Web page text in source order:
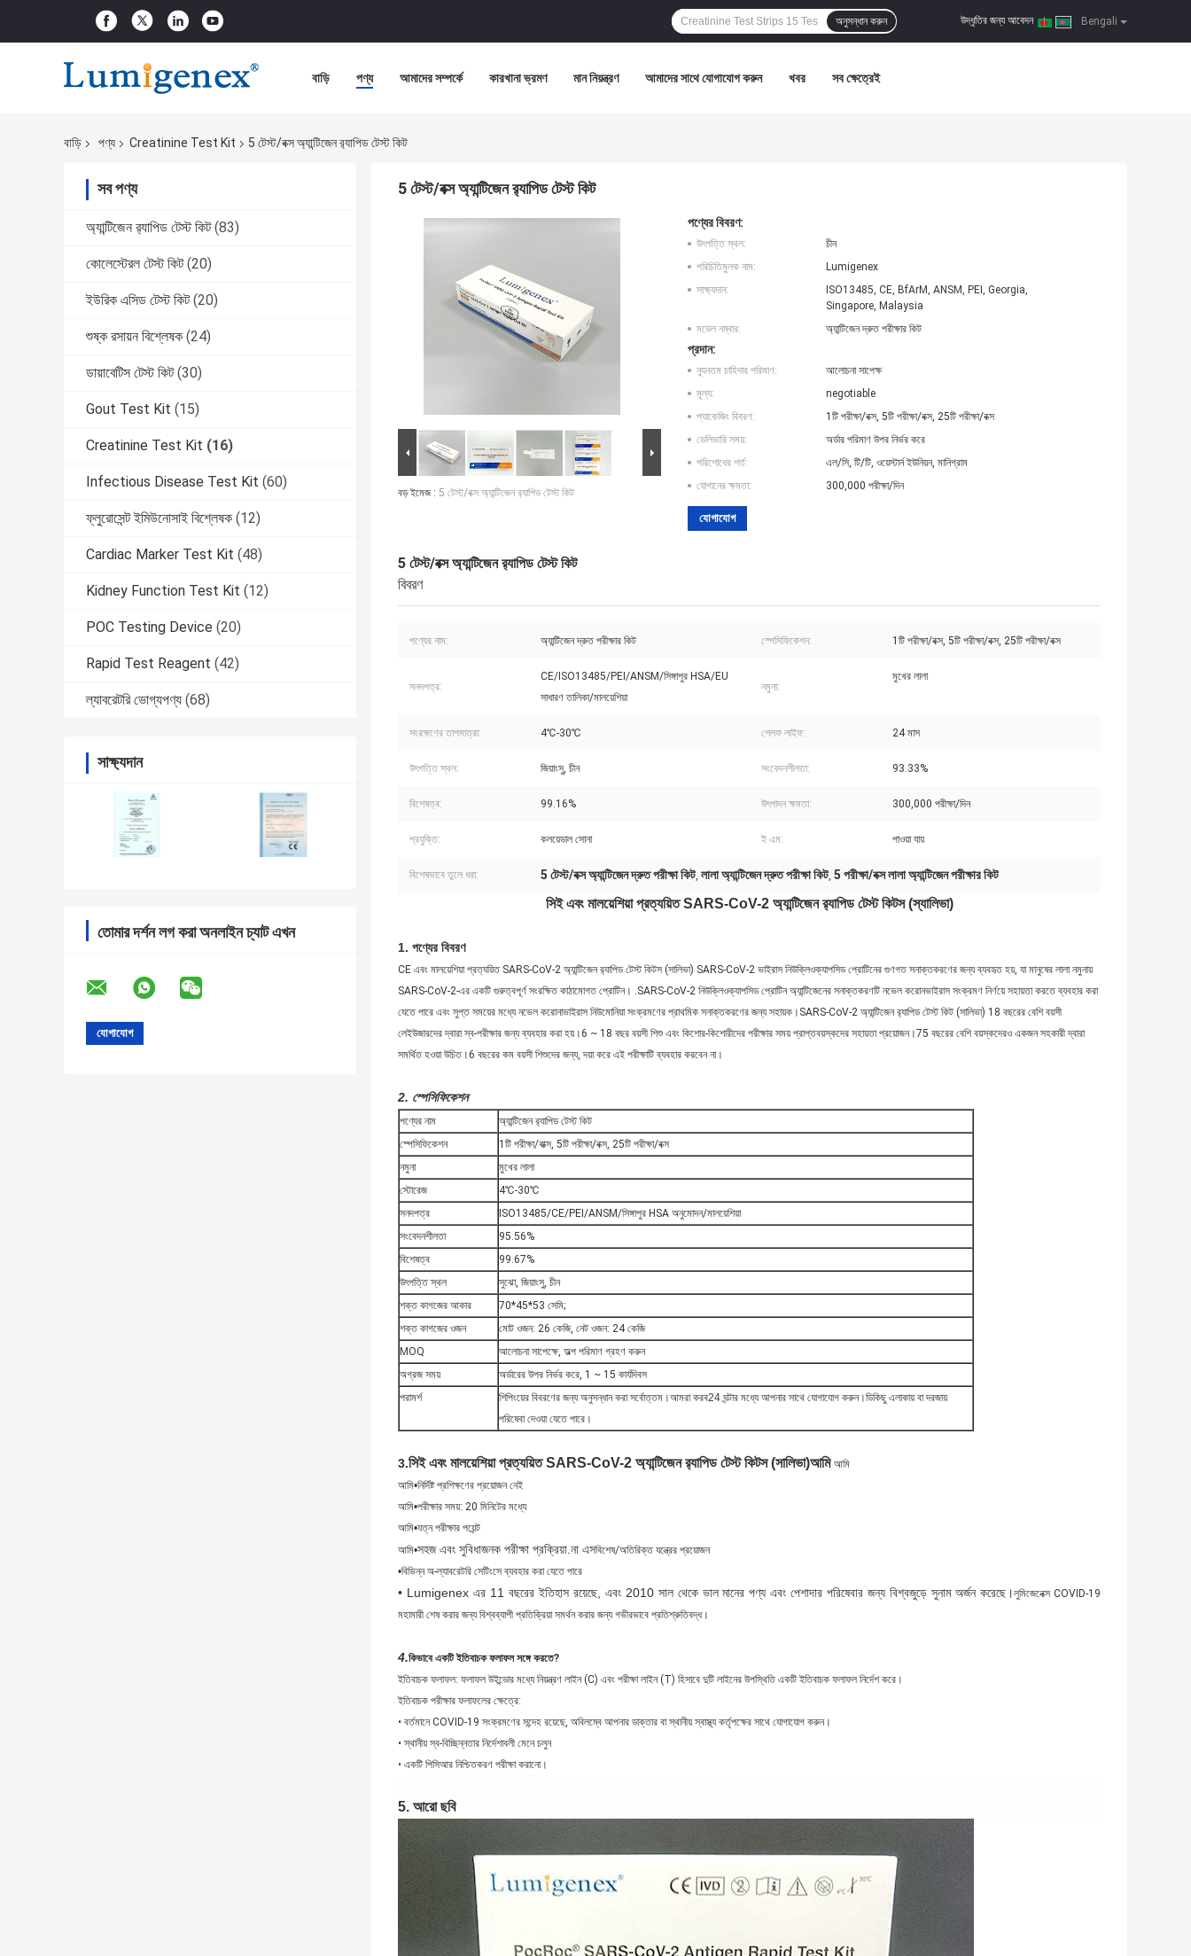
Bengali
উদ্ধৃতির জন্য আবেদন |
অনুসন্ধান করুন
বাড়ি পণ্য আমাদের সম্পর্কে কারখানা ভ্রমণ মান নিয়ন্ত্রণ আমাদের সাথে যোগাযোগ করুন খবর সব ক্ষেত্রেই
বাড়ি পণ্য Creatinine Test Kit 5 টেস্ট/বক্স অ্যান্টিজেন র‌্যাপিড টেস্ট কিট
সব পণ্য
অ্যান্টিজেন র‌্যাপিড টেস্ট কিট (83)
কোলেস্টেরল টেস্ট কিট (20)
ইউরিক এসিড টেস্ট কিট (20)
শুষ্ক রসায়ন বিশ্লেষক (24)
ডায়াবেটিস টেস্ট কিট (30)
Gout Test Kit (15)
Creatinine Test Kit (16)
Infectious Disease Test Kit (60)
ফ্লুরোসেন্ট ইমিউনোসাই বিশ্লেষক (12)
Cardiac Marker Test Kit (48)
Kidney Function Test Kit (12)
POC Testing Device (20)
Rapid Test Reagent (42)
ল্যাবরেটরি ভোগ্যপণ্য (68)
সাক্ষ্যদান
তোমার দর্শন লগ করা অনলাইন চ্যাট এখন
5 টেস্ট/বক্স অ্যান্টিজেন র‌্যাপিড টেস্ট কিট
বড় ইমেজ : 5 টেস্ট/বক্স অ্যান্টিজেন র‌্যাপিড টেস্ট কিট
পণ্যের বিবরণ:
উৎপত্তি স্থল:
চীন
পরিচিতিমুলক নাম:
Lumigenex
সাক্ষ্যদান:
ISO13485, CE, BfArM, ANSM, PEI, Georgia,
Singapore, Malaysia
মডেল নম্বার:
অ্যান্টিজেন দ্রুত পরীক্ষার কিট
প্রদান:
ন্যূনতম চাহিদার পরিমাণ:
আলোচনা সাপেক্ষ
মূল্য:
negotiable
প্যাকেজিং বিবরণ:
1টি পরীক্ষা/বক্স, 5টি পরীক্ষা/বক্স, 25টি পরীক্ষা/বক্স
ডেলিভারি সময়:
অর্ডার পরিমাণ উপর নির্ভর করে
পরিশোধের শর্ত:
এল/সি, টি/টি, ওয়েস্টার্ন ইউনিয়ন, মানিগ্রাম
যোগানের ক্ষমতা:
300,000 পরীক্ষা/দিন
যোগাযোগ
5 টেস্ট/বক্স অ্যান্টিজেন র‌্যাপিড টেস্ট কিট
বিবরণ
পণ্যের নাম: অ্যান্টিজেন দ্রুত পরীক্ষার কিট স্পেসিফিকেশন: 1টি পরীক্ষা/বক্স, 5টি পরীক্ষা/বক্স, 25টি পরীক্ষা/বক্স
সনদপত্র:
CE/ISO13485/PEI/ANSM/সিঙ্গাপুর HSA/EU
সাধারণ তালিকা/মালয়েশিয়া
নমুনা:
মুখের লালা
সংরক্ষণের তাপমাত্রা: 4℃-30℃ শেলফ লাইফ: 24 মাস
উৎপত্তি স্থল: জিয়াংসু, চীন সংবেদনশীলতা: 93.33%
বিশেষত্ব: 99.16% উৎপাদন ক্ষমতা: 300,000 পরীক্ষা/দিন
প্রযুক্তি: কলয়েডাল সোনা ই এম: পাওয়া যায়
বিশেষভাবে তুলে ধরা: 5 টেস্ট/বক্স অ্যান্টিজেন দ্রুত পরীক্ষা কিট, লালা অ্যান্টিজেন দ্রুত পরীক্ষা কিট, 5 পরীক্ষা/বক্স লালা অ্যান্টিজেন পরীক্ষার কিট
সিই এবং মালয়েশিয়া প্রত্যয়িত SARS-CoV-2 অ্যান্টিজেন র‌্যাপিড টেস্ট কিটস (স্যালিভা)
1. পণ্যের বিবরণ
CE এবং মালয়েশিয়া প্রত্যয়িত SARS-CoV-2 অ্যান্টিজেন র‌্যাপিড টেস্ট কিটস (সালিভা) SARS-CoV-2 ভাইরাস নিউক্লিওক্যাপসিড প্রোটিনের গুণগত সনাক্তকরণের জন্য ব্যবহৃত হয়, যা মানুষের লালা নমুনায়
SARS-CoV-2-এর একটি গুরুত্বপূর্ণ সংরক্ষিত কাঠামোগত প্রোটিন। .SARS-CoV-2 নিউক্লিওক্যাপসিড প্রোটিন অ্যান্টিজেনের সনাক্তকরণটি নভেল করোনভাইরাস সংক্রমণ নির্ণয়ে সহায়তা করতে ব্যবহার করা
যেতে পারে এবং সুপ্ত সময়ের মধ্যে নভেল করোনাভাইরাস নিউমোনিয়া সংক্রমণের প্রাথমিক সনাক্তকরণের জন্য সহায়ক।SARS-CoV-2 অ্যান্টিজেন র‌্যাপিড টেস্ট কিট (সালিভা) 18 বছরের বেশি বয়সী
লেইউজারদের দ্বারা স্ব-পরীক্ষার জন্য ব্যবহার করা হয়।6 ~ 18 বছর বয়সী শিশু এবং কিশোর-কিশোরীদের পরীক্ষার সময় প্রাপ্তবয়স্কদের সহায়তা প্রয়োজন।75 বছরের বেশি বয়স্কদেরও একজন সহকারী দ্বারা
সমর্থিত হওয়া উচিত।6 বছরের কম বয়সী শিশুদের জন্য, দয়া করে এই পরীক্ষাটি ব্যবহার করবেন না।
2. স্পেসিফিকেশন
পণ্যের নাম
অ্যান্টিজেন র‌্যাপিড টেস্ট কিট
স্পেসিফিকেশন
1টি পরীক্ষা/বাক্স, 5টি পরীক্ষা/বক্স, 25টি পরীক্ষা/বক্স
নমুনা
মুখের লালা
স্টোরেজ
4℃-30℃
সনদপত্র
ISO13485/CE/PEI/ANSM/সিঙ্গাপুর HSA অনুমোদন/মালয়েশিয়া
সংবেদনশীলতা
95.56%
বিশেষত্ব
99.67%
উৎপত্তি স্থল
সুঝো, জিয়াংসু, চীন
শক্ত কাগজের আকার
70*45*53 সেমি;
শক্ত কাগজের ওজন
মোট ওজন: 26 কেজি, নেট ওজন: 24 কেজি
MOQ
আলোচনা সাপেক্ষে, অল্প পরিমাণ গ্রহণ করুন
অগ্রজ সময়
অর্ডারের উপর নির্ভর করে, 1 ~ 15 কার্যদিবস
পরামর্শ
শিপিংয়ের বিবরণের জন্য অনুসন্ধান করা সর্বোত্তম।আমরা করব24 ঘন্টার মধ্যে আপনার সাথে যোগাযোগ করুন।ডিকিছু এলাকায় বা দরজায়
পরিষেবা দেওয়া যেতে পারে।
3.সিই এবং মালয়েশিয়া প্রত্যয়িত SARS-CoV-2 অ্যান্টিজেন র‌্যাপিড টেস্ট কিটস (সালিভা)আমি আমি
আমি•নির্দিষ্ট প্রশিক্ষণের প্রয়োজন নেই
আমি•পরীক্ষার সময়: 20 মিনিটের মধ্যে
আমি•যত্ন পরীক্ষার পয়েন্ট
আমি•সহজ এবং সুবিধাজনক পরীক্ষা প্রক্রিয়া.না এসবিশেষ/অতিরিক্ত যন্ত্রের প্রয়োজন
•বিভিন্ন অ-ল্যাবরেটরি সেটিংসে ব্যবহার করা যেতে পারে
• Lumigenex এর 11 বছরের ইতিহাস রয়েছে, এবং 2010 সাল থেকে ভাল মানের পণ্য এবং পেশাদার পরিষেবার জন্য বিশ্বজুড়ে সুনাম অর্জন করেছে।লুমিজেনেক্স COVID-19
মহামারী শেষ করার জন্য বিশ্বব্যাপী প্রতিক্রিয়া সমর্থন করার জন্য গভীরভাবে প্রতিশ্রুতিবদ্ধ।
4.কিভাবে একটি ইতিবাচক ফলাফল সঙ্গে করতে?
ইতিবাচক ফলাফল: ফলাফল উইন্ডোর মধ্যে নিয়ন্ত্রণ লাইন (C) এবং পরীক্ষা লাইন (T) হিসাবে দুটি লাইনের উপস্থিতি একটি ইতিবাচক ফলাফল নির্দেশ করে।
ইতিবাচক পরীক্ষার ফলাফলের ক্ষেত্রে:
• বর্তমানে COVID-19 সংক্রমণের সন্দেহ রয়েছে, অবিলম্বে আপনার ডাক্তার বা স্থানীয় স্বাস্থ্য কর্তৃপক্ষের সাথে যোগাযোগ করুন।
• স্থানীয় স্ব-বিচ্ছিন্নতার নির্দেশাবলী মেনে চলুন
• একটি পিসিআর নিশ্চিতকরণ পরীক্ষা করানো।
5. আরো ছবি